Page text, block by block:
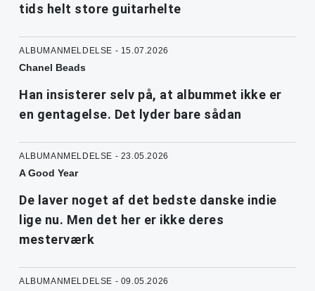
tids helt store guitarhelte
ALBUMANMELDELSE - 15.07.2026
Chanel Beads
Han insisterer selv på, at albummet ikke er
en gentagelse. Det lyder bare sådan
ALBUMANMELDELSE - 23.05.2026
A Good Year
De laver noget af det bedste danske indie
lige nu. Men det her er ikke deres
mesterværk
ALBUMANMELDELSE - 09.05.2026